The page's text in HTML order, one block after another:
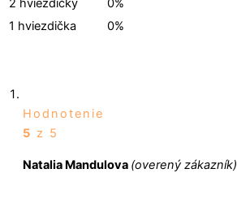
2 hviezdičky
0%
1 hviezdička
0%
Hodnotenie
5 z 5
Natalia Mandulova (overený zákazník)